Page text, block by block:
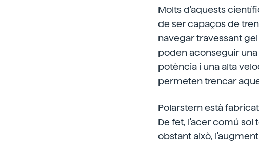
Molts d'aquests
de ser capaços de
navegar travessant
poden aconseguir una
potència i una alta
permeten trencar
Polarstern està
De fet, l'acer comú sol
obstant això,